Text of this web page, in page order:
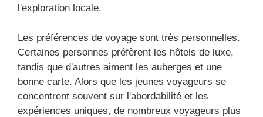
l'exploration locale.
Les préférences de voyage sont très personnelles.
Certaines personnes préfèrent les hôtels de luxe,
tandis que d'autres aiment les auberges et une
bonne carte. Alors que les jeunes voyageurs se
concentrent souvent sur l'abordabilité et les
expériences uniques, de nombreux voyageurs plus